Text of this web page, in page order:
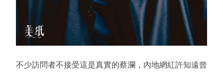
不少訪問者不接受這是真實的蔡瀾，內地網紅許知遠曾